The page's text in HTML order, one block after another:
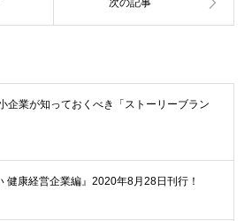
企業が知っておくべき「ストーリーブラン
健康経営企業編』2020年8月28日刊行！